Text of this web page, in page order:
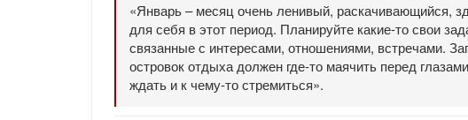
«Январь – месяц очень ленивый, раскачивающийся,
для себя в этот период. Планируйте какие-то свои
связанные с интересами, отношениями, встречами.
островок отдыха должен где-то маячить перед
ждать и к чему-то стремиться».